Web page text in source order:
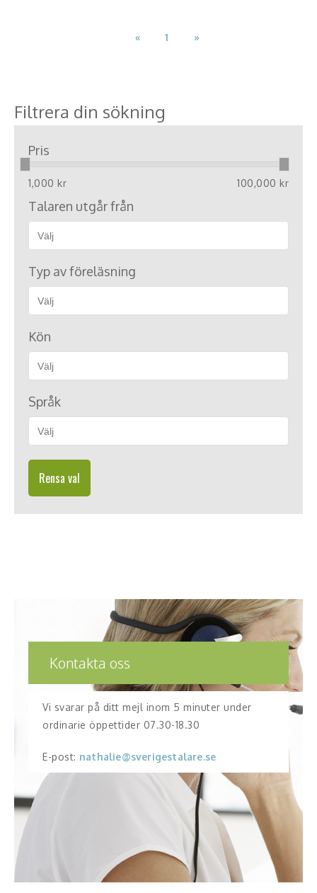
« 1 »
Filtrera din sökning
Pris
1,000 kr 100,000 kr
Talaren utgår från
Typ av föreläsning
Kön
Språk
Rensa val
Kontakta oss
Vi svarar på ditt mejl inom 5 minuter under
ordinarie öppettider 07.30-18.30
E-post: nathalie@sverigestalare.se